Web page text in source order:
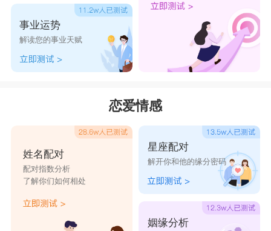
事业运势
解读您的事业天赋
恋爱情感
姓名配对
配对指数分析
了解你们如何相处
星座配对
解开你和他的缘分密码
姻缘分析